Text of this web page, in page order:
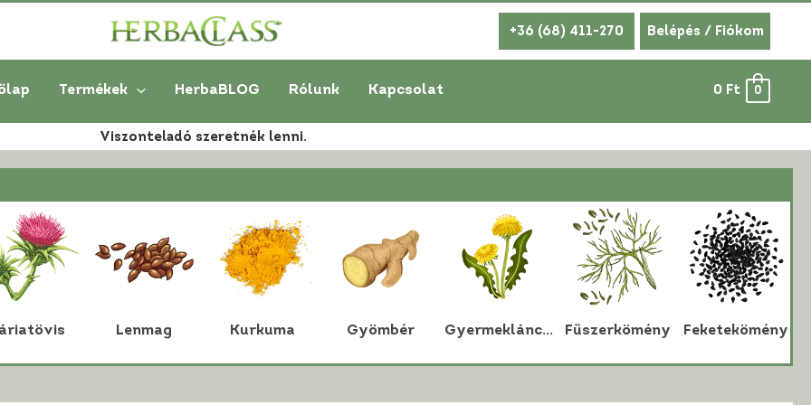
+36 (68) 411-270 Belépés / Fiókom
Termékek HerbaBLOG Rólunk Kapcsolat 0 Ft 0
Viszonteladó szeretnék lenni.
Lenmag Kurkuma Gyömbér Gyermekláncfű Fűszerkömény Feketekömény